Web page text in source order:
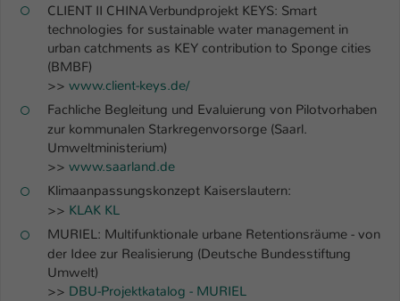
CLIENT II CHINA Verbundprojekt KEYS: Smart
technologies for sustainable water management in
urban catchments as KEY contribution to Sponge cities
(BMBF)
>> www.client-keys.de/
Fachliche Begleitung und Evaluierung von Pilotvorhaben
zur kommunalen Starkregenvorsorge (Saarl.
Umweltministerium)
>> www.saarland.de
Klimaanpassungskonzept Kaiserslautern:
>> KLAK KL
MURIEL: Multifunktionale urbane Retentionsräume - von
der Idee zur Realisierung (Deutsche Bundesstiftung
Umwelt)
>> DBU-Projektkatalog - MURIEL
Laufzeit 1 Woche
Zweck
Dieses Cookie ist ein Standard-Session-
Cookie von TYPO3. Es speichert im Fall
kann der eingeloggte Benutzer
wiedererkannt werden und es wird ihm
Zugang zu geschützten Bereichen
Name be_typo_user
Anbieter